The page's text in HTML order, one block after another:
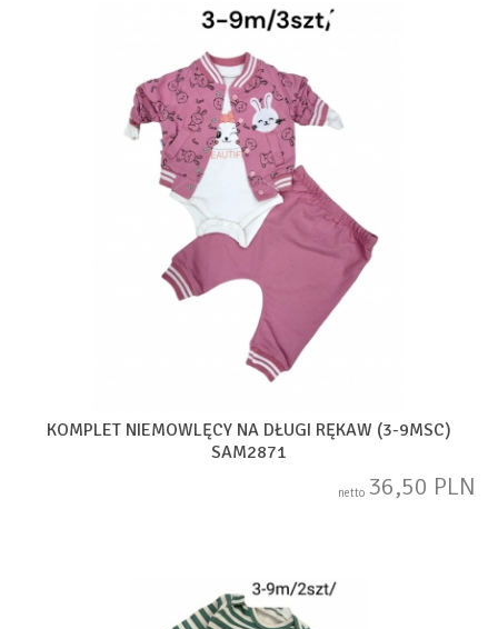
KOMPLET NIEMOWLĘCY NA DŁUGI RĘKAW (3-9MSC)
SAM2871
netto 36,50 PLN